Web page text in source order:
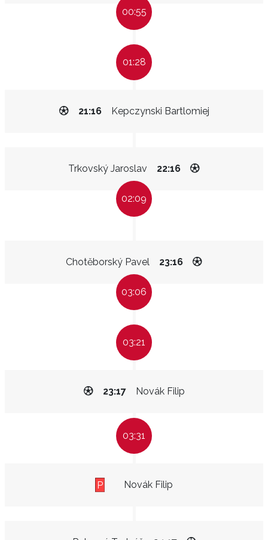
00:55
01:28
Kepczynski Bartlomiej
21:16
Trkovský Jaroslav 22:16
02:09
Chotěborský Pavel 23:16
03:06
03:21
Novák Filip
23:17
03:31
Novák Filip
P